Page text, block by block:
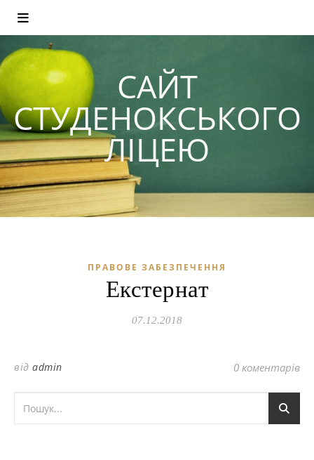
САЙТ
СТУДЕНОКСЬКОГО
ЛІЦЕЮ
ПРАВОВЕ ЗАБЕЗПЕЧЕННЯ
Екстернат
07.12.2018
від admin 0 коментарів